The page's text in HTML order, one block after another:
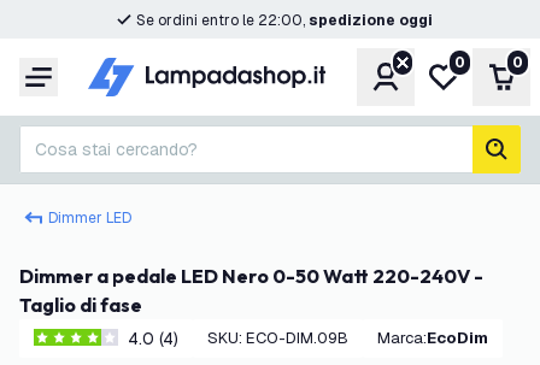
Se ordini entro le 22:00, spedizione oggi
Menu Account
Lista
0 0
Cosa stai cercando?
Dimmer LED
Dimmer a pedale LED Nero 0-50 Watt 220-240V -
Taglio di fase
4 stelle di valutazione
4.0 (4) SKU: ECO-DIM.09B Marca: EcoDim